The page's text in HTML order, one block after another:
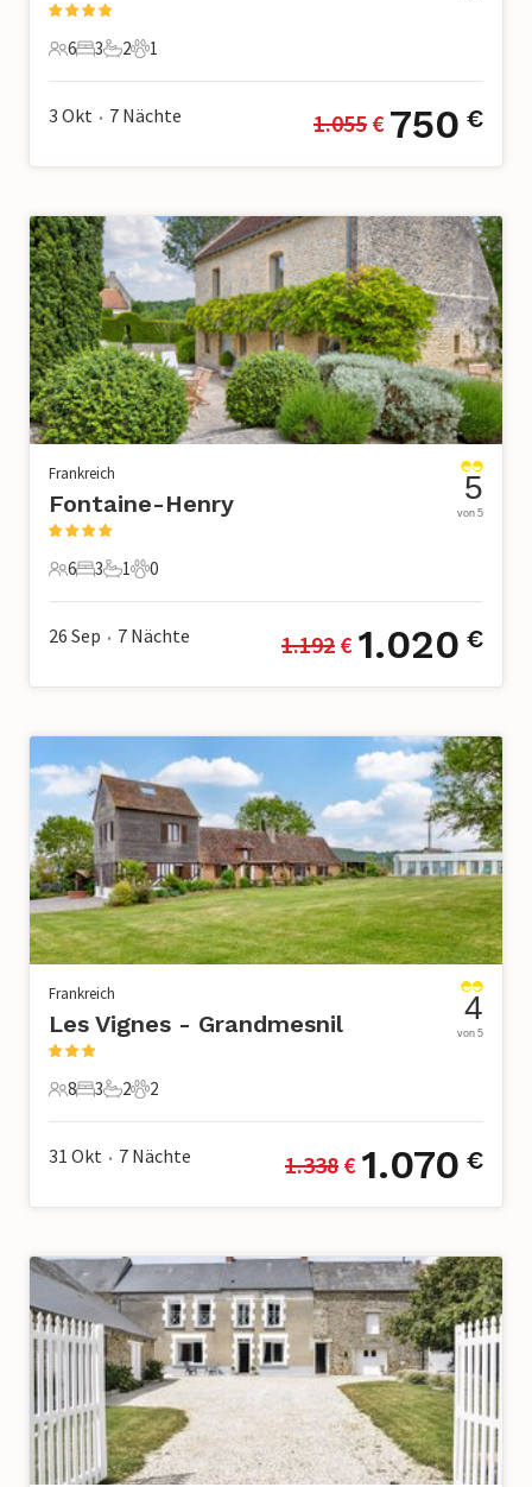
6 Gäste
6
3 Schlafzimmer
3
2 Badezimmer
2
1 Haustier
1
3 Okt • 7 Nächte 1.055 € 750 €
Frankreich
Fontaine-Henry
6 Gäste
6
3 Schlafzimmer
3
1 Badezimmer
1
0 Haustiere
0
5
von 5
26 Sep • 7 Nächte 1.192 € 1.020 €
Frankreich
Les Vignes - Grandmesnil
8 Gäste
8
3 Schlafzimmer
3
2 Badezimmer
2
2 Haustiere
2
4
von 5
31 Okt • 7 Nächte 1.338 € 1.070 €